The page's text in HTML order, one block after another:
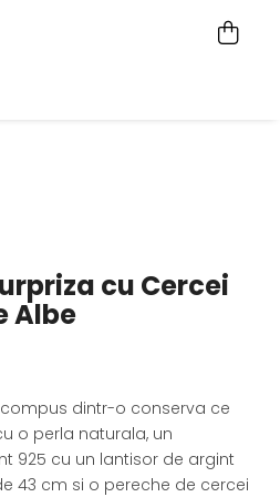
cu Cercei
Albe
dintr-o conserva ce
o perla naturala, un
925 cu un lantisor de argint
43 cm si o pereche de cercei